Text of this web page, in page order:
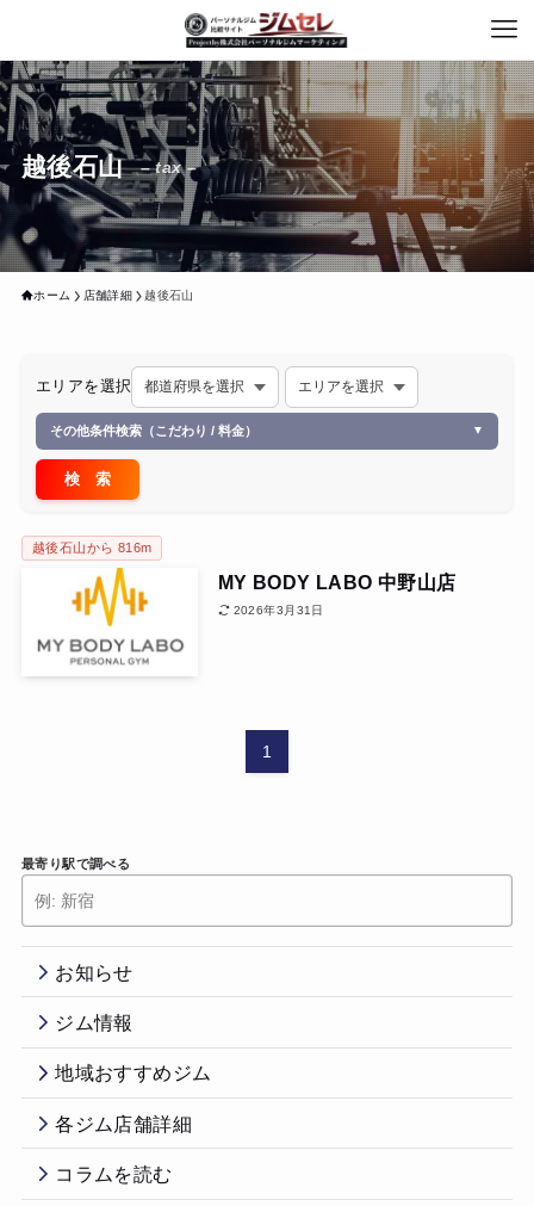
越後石山 – tax –
ホーム 店舗詳細 越後石山
エリアを選択
その他条件検索（こだわり / 料金） ▼
越後石山から 816m
MY BODY LABO 中野山店
2026年3月31日
1
最寄り駅で調べる
お知らせ
ジム情報
地域おすすめジム
各ジム店舗詳細
コラムを読む